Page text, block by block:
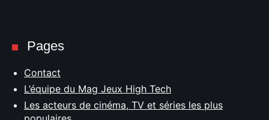
Pages
Contact
L’équipe du Mag Jeux High Tech
Les acteurs de cinéma, TV et séries les plus